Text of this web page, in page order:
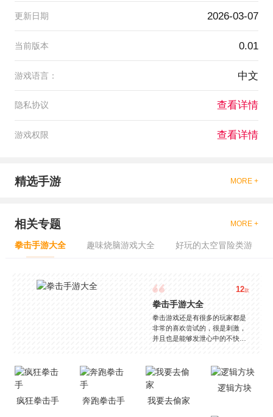
更新日期 2026-03-07
当前版本 0.01
游戏语言： 中文
隐私协议 查看详情
游戏权限 查看详情
精选手游 MORE +
相关专题 MORE +
拳击手游大全 趣味烧脑游戏大全 好玩的太空冒险类游
12款
拳击手游大全
拳击游戏还是有很多的玩家都是
非常的喜欢尝试的，很是刺激，
并且也是能够发泄心中的不快
是一些格斗的游戏，其实是非常
的有趣，也是相当的刺激的，游
戏中是有一些不同的场景都是能
够去进行体验的，我们也是能够
疯狂拳击手 奔跑拳击手 我要去偷家
逻辑方块